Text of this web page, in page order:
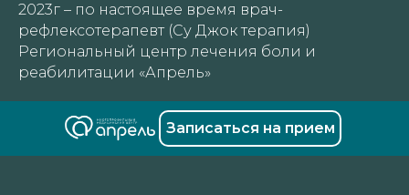
2023г – по настоящее время врач-
рефлексотерапевт (Су Джок терапия)
Региональный центр лечения боли и
реабилитации «Апрель»
Записаться на прием